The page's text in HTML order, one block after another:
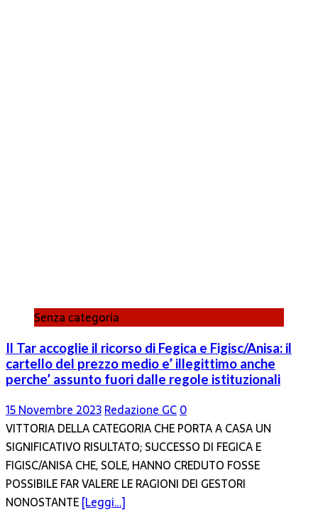
Senza categoria
Il Tar accoglie il ricorso di Fegica e Figisc/Anisa: il
cartello del prezzo medio e’ illegittimo anche
perche’ assunto fuori dalle regole istituzionali
15 Novembre 2023Redazione GC0
VITTORIA DELLA CATEGORIA CHE PORTA A CASA UN
SIGNIFICATIVO RISULTATO; SUCCESSO DI FEGICA E
FIGISC/ANISA CHE, SOLE, HANNO CREDUTO FOSSE
POSSIBILE FAR VALERE LE RAGIONI DEI GESTORI
NONOSTANTE[Leggi…]